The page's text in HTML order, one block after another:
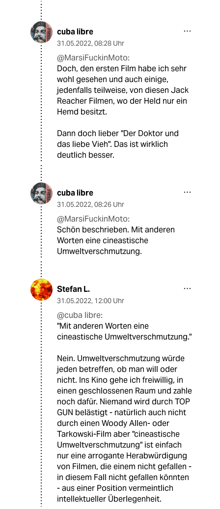
cuba libre
31.05.2022, 08:28 Uhr
@MarsiFuckinMoto:
Doch, den ersten Film habe ich sehr
wohl gesehen und auch einige,
jedenfalls teilweise, von diesen Jack
Reacher Filmen, wo der Held nur ein
Hemd besitzt.
Dann doch lieber "Der Doktor und
das liebe Vieh". Das ist wirklich
deutlich besser.
cuba libre
31.05.2022, 08:26 Uhr
@MarsiFuckinMoto:
Schön beschrieben. Mit anderen
Worten eine cineastische
Umweltverschmutzung.
Stefan L.
31.05.2022, 12:00 Uhr
@cuba libre:
"Mit anderen Worten eine
cineastische Umweltverschmutzung."
Nein. Umweltverschmutzung würde
jeden betreffen, ob man will oder
nicht. Ins Kino gehe ich freiwillig, in
einen geschlossenen Raum und zahle
noch dafür. Niemand wird durch TOP
GUN belästigt - natürlich auch nicht
durch einen Woody Allen- oder
Tarkowski-Film aber "cineastische
Umweltverschmutzung" ist einfach
nur eine arrogante Herabwürdigung
von Filmen, die einem nicht gefallen -
in diesem Fall nicht gefallen könnten
- aus einer Position vermeintlich
intellektueller Überlegenheit.